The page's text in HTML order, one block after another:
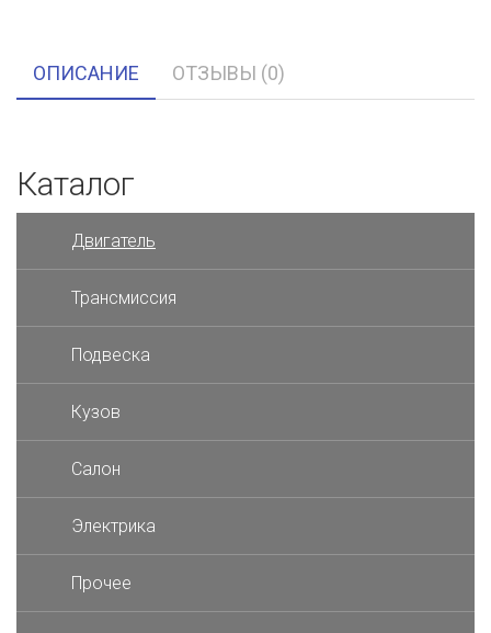
ОПИСАНИЕ ОТЗЫВЫ (0)
Каталог
Двигатель
Трансмиссия
Подвеска
Кузов
Салон
Электрика
Прочее